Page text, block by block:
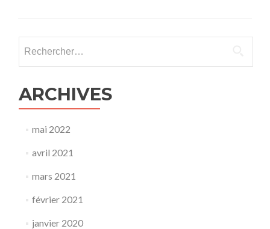
ARCHIVES
mai 2022
avril 2021
mars 2021
février 2021
janvier 2020